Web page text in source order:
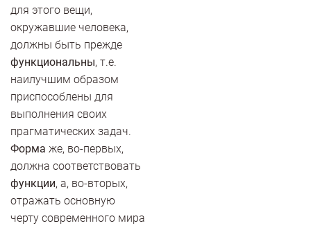
для этого вещи,
окружавшие человека,
должны быть прежде
функциональны, т.е.
наилучшим образом
приспособлены для
выполнения своих
прагматических задач.
Форма же, во-первых,
должна соответствовать
функции, а, во-вторых,
отражать основную
черту современного мира